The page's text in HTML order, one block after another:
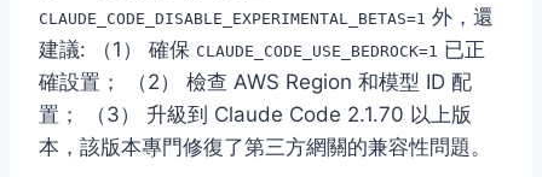
CLAUDE_CODE_DISABLE_EXPERIMENTAL_BETAS=1 外，還
建議: （1） 確保 CLAUDE_CODE_USE_BEDROCK=1 已正
確設置； （2） 檢查 AWS Region 和模型 ID 配
置； （3） 升級到 Claude Code 2.1.70 以上版
本，該版本專門修復了第三方網關的兼容性問題。